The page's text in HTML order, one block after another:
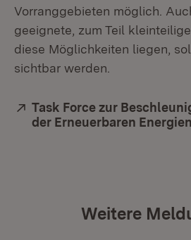
Vorranggebieten möglich.
geeignete, zum Teil
diese Möglichkeiten liegen,
sichtbar werden.
Extern:
Task Force zur
der Erneuerbaren Energien
Weitere